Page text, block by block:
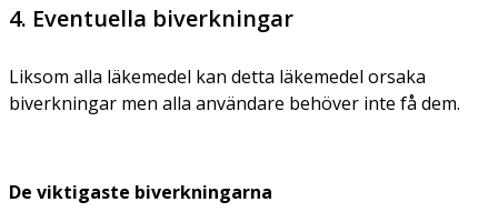
4. Eventuella biverkningar
Liksom alla läkemedel kan detta läkemedel orsaka
biverkningar men alla användare behöver inte få dem.
De viktigaste biverkningarna